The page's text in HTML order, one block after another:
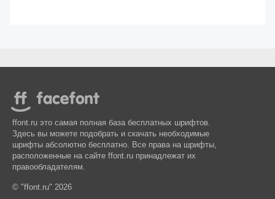
ffont.ru это самая полная база бесплатных шрифтов.
Здесь вы можете подобрать и скачать необходимые
шрифты абсолютно бесплатно. Все права на шрифты,
расположенные на сайте ffont.ru принадлежат их
правообладателям.
© "ffont.ru" 2026